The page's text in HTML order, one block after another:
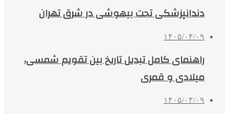
دندانپزشکی تحت بیهوشی در شرق تهران
۱۴۰۵/۰۴/۰۹
راهنمای کامل تبدیل تاریخ بین تقویم شمسی،
میلادی و قمری
۱۴۰۵/۰۴/۰۹